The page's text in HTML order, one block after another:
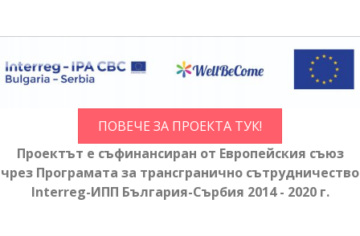
ПОВЕЧЕ ЗА ПРОЕКТА ТУК!
Проектът е съфинансиран от Европейския съюз
чрез Програмата за трансгранично сътрудничество
Interreg-ИПП България-Сърбия 2014 - 2020 г.